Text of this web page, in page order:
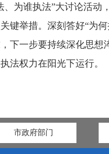
、为谁执法”大讨论活
键举措。深刻答好“为
下一步要持续深化思
法权力在阳光下运行。
市政府部门